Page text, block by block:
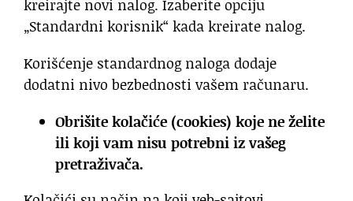
kreirajte novi nalog. Izaberite opciju
„Standardni korisnik“ kada kreirate nalog.
Korišćenje standardnog naloga dodaje
dodatni nivo bezbednosti vašem računaru.
Obrišite kolačiće (cookies) koje ne želite
ili koji vam nisu potrebni iz vašeg
pretraživača.